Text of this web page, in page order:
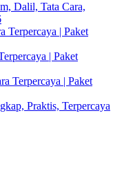
Dalil, Tata Cara,
Terpercaya | Paket
| Paket
Terpercaya | Paket
Praktis, Terpercaya